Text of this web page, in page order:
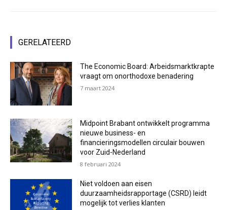
GERELATEERD
The Economic Board: Arbeidsmarktkrapte
vraagt om onorthodoxe benadering
7 maart 2024
Midpoint Brabant ontwikkelt programma
nieuwe business- en
financieringsmodellen circulair bouwen
voor Zuid-Nederland
8 februari 2024
Niet voldoen aan eisen
duurzaamheidsrapportage (CSRD) leidt
mogelijk tot verlies klanten